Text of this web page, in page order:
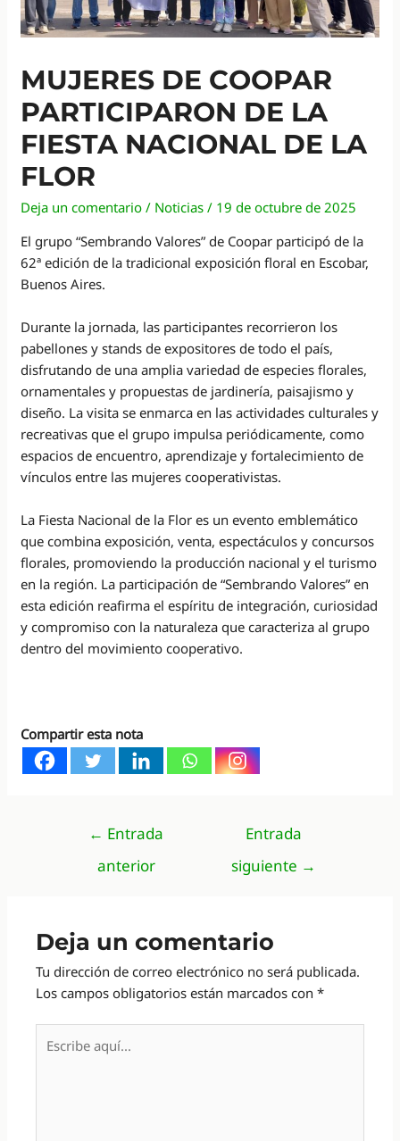
MUJERES DE COOPAR
PARTICIPARON DE LA
FIESTA NACIONAL DE LA
FLOR
Deja un comentario / Noticias / 19 de octubre de 2025
El grupo “Sembrando Valores” de Coopar participó de la
62ª edición de la tradicional exposición floral en Escobar,
Buenos Aires.
Durante la jornada, las participantes recorrieron los
pabellones y stands de expositores de todo el país,
disfrutando de una amplia variedad de especies florales,
ornamentales y propuestas de jardinería, paisajismo y
diseño. La visita se enmarca en las actividades culturales y
recreativas que el grupo impulsa periódicamente, como
espacios de encuentro, aprendizaje y fortalecimiento de
vínculos entre las mujeres cooperativistas.
La Fiesta Nacional de la Flor es un evento emblemático
que combina exposición, venta, espectáculos y concursos
florales, promoviendo la producción nacional y el turismo
en la región. La participación de “Sembrando Valores” en
esta edición reafirma el espíritu de integración, curiosidad
y compromiso con la naturaleza que caracteriza al grupo
dentro del movimiento cooperativo.
Compartir esta nota
Navegación
entradas
← Entrada
anterior
Entrada
siguiente →
Deja un comentario
Tu dirección de correo electrónico no será publicada.
Los campos obligatorios están marcados con*
aquí...